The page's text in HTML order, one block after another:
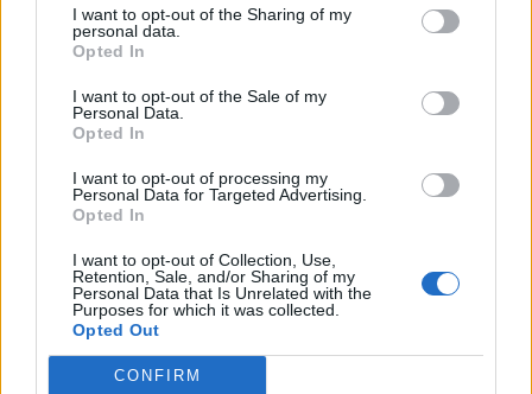
I want to opt-out of the Sharing of my
personal data.
Opted In
I want to opt-out of the Sale of my
Personal Data.
Opted In
I want to opt-out of processing my
Personal Data for Targeted Advertising.
Opted In
I want to opt-out of Collection, Use,
Retention, Sale, and/or Sharing of my
Personal Data that Is Unrelated with the
Purposes for which it was collected.
Opted Out
CONFIRM